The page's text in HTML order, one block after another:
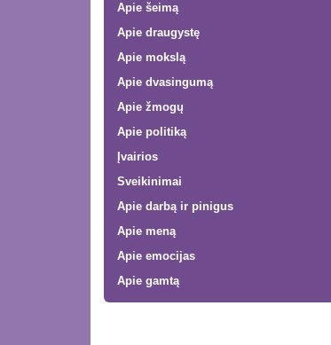
Apie šeimą
Apie draugystę
Apie mokslą
Apie dvasingumą
Apie žmogų
Apie politiką
Įvairios
Sveikinimai
Apie darbą ir pinigus
Apie meną
Apie emocijas
Apie gamtą